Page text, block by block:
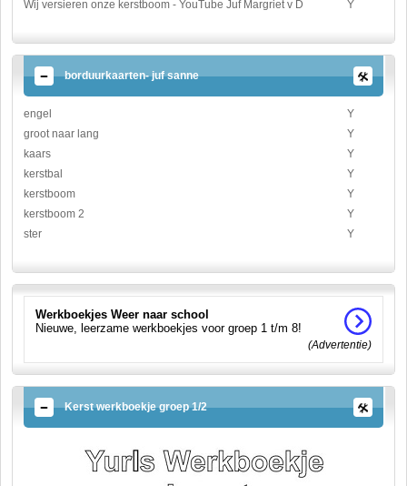
Wij versieren onze kerstboom - YouTube Juf Margriet v D Y
borduurkaarten- juf sanne
engel
Y
groot naar lang
Y
kaars
Y
kerstbal
Y
kerstboom
Y
kerstboom 2
Y
ster
Y
Werkboekjes Weer naar school
Nieuwe, leerzame werkboekjes voor groep 1 t/m 8!
(Advertentie)
Kerst werkboekje groep 1/2